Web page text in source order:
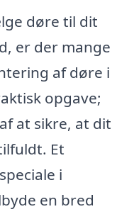
døre til dit
er der mange
af døre i
opgave;
at sikre, at dit
Et
i
en bred